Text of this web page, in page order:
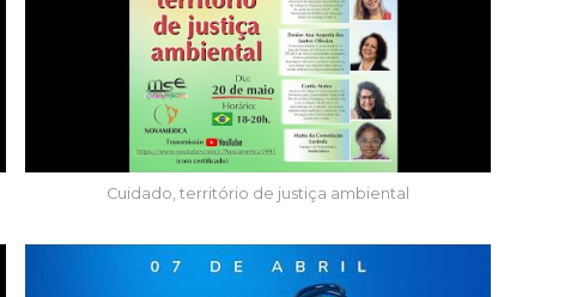
Cuidado, território de justiça ambiental